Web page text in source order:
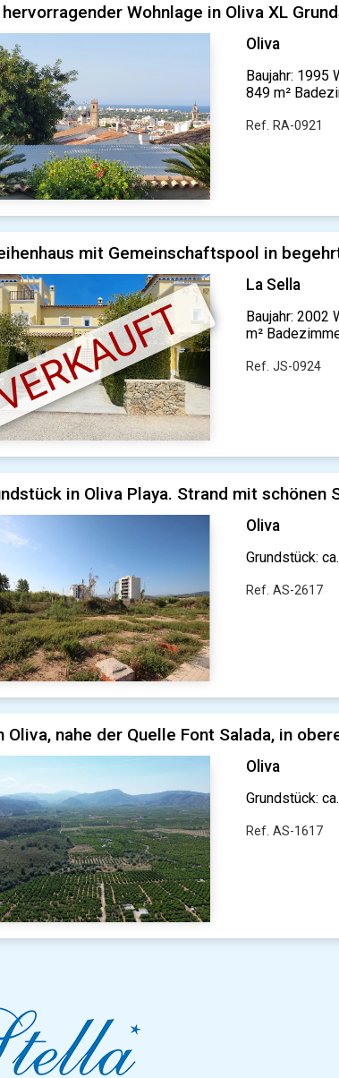
Wohnlage in Oliva XL
Oliva
Baujahr: 1995
849 m²
Ref. RA-0921
mit Gemeinschaftspool in
La Sella
Baujahr: 2002
m²
Ref. JS-0924
in Oliva Playa. Strand mit schönen
Oliva
Grundstück:
Ref. AS-2617
nahe der Quelle Font Salada, in
Oliva
Grundstück:
Ref. AS-1617